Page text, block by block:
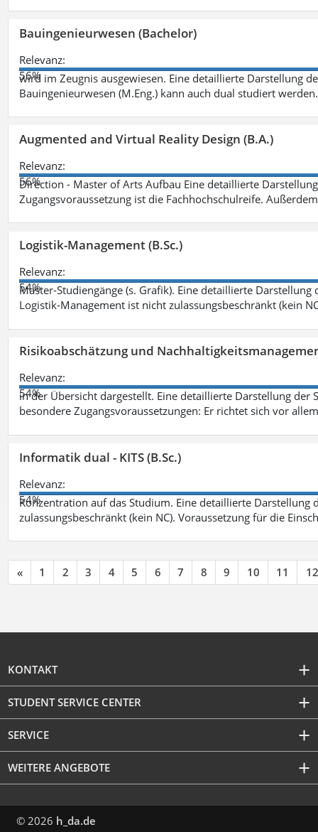
Bauingenieurwesen (Bachelor)
Relevanz:
56%
wird im Zeugnis ausgewiesen. Eine detaillierte Darstellung
Bauingenieurwesen (M.Eng.) kann auch dual studiert
Augmented and Virtual Reality Design (B.A.)
Relevanz:
56%
Direction - Master of Arts Aufbau Eine detaillierte
Zugangsvoraussetzung ist die Fachhochschulreife.
Logistik-Management (B.Sc.)
Relevanz:
54%
Master-Studiengänge (s. Grafik). Eine detaillierte
Logistik-Management ist nicht zulassungsbeschränkt (kein
Risikoabschätzung und
Relevanz:
54%
in der Übersicht dargestellt. Eine detaillierte Darstellung der
besondere Zugangsvoraussetzungen: Er richtet sich vor
Informatik dual - KITS (B.Sc.)
Relevanz:
54%
Konzentration auf das Studium. Eine detaillierte
zulassungsbeschränkt (kein NC). Voraussetzung für die
« 1 2 3 4 5 6 7 8 9 10 11 12
KONTAKT
STUDENT SERVICE CENTER
SERVICE
WEITERE ANGEBOTE
© 2026 h_da.de